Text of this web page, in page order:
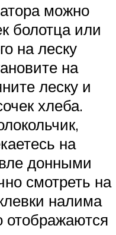
можно
болотца или
на леску
на
леску и
хлеба.
на
донными
смотреть на
налима